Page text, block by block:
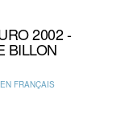
2002 -
BILLON
FRANÇAIS